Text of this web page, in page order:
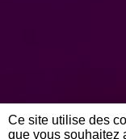
Ce site utilise des
que vous souhaitez